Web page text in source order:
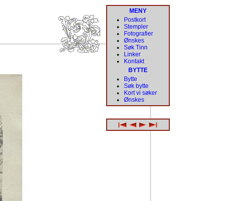
MENY
Postkort
Stempler
Fotografier
Ønskes
Søk Tinn
Linker
Kontakt
BYTTE
Bytte
Søk bytte
Kort vi søker
Ønskes